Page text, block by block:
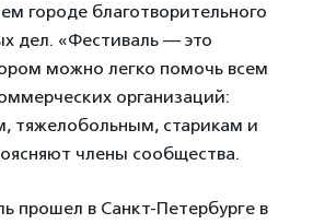
городе благотворительного
дел. «Фестиваль — это
можно легко помочь всем
организаций:
тяжелобольным, старикам и
члены сообщества.
прошел в Санкт-Петербурге в